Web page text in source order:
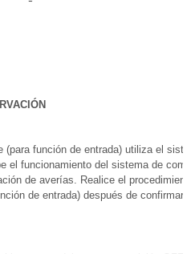
(para función de entrada) utiliza el
el funcionamiento del sistema de
de averías. Realice el
de entrada) después de confirmar